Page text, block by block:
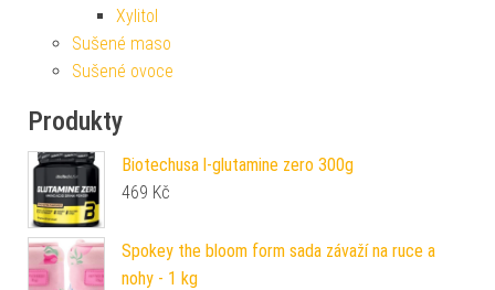
Xylitol
Sušené maso
Sušené ovoce
Produkty
Biotechusa l-glutamine zero 300g
469 Kč
Spokey the bloom form sada závaží na ruce a
nohy - 1 kg